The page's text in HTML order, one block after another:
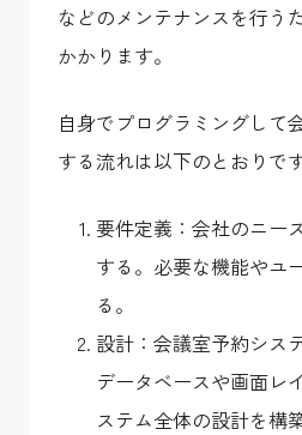
などのメンテナンスを行う
かかります。
自身でプログラミングして
する流れは以下のとおりです
要件定義：会社のニー
する。必要な機能やユ
る。
設計：会議室予約シス
データベースや画面レ
ステム全体の設計を構